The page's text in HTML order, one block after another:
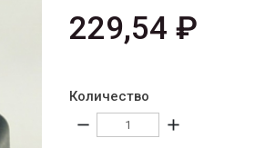
229,54 ₽
Количество
remove add